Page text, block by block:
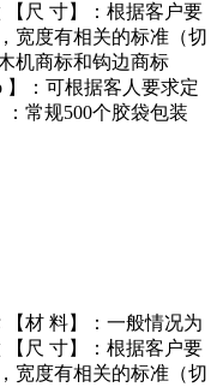
尺 寸】：根据客户要
宽度有相关的标准（切
机商标和钩边商标
】：可根据客人要求定
常规500个胶袋包装
【材 料】：一般情况为
尺 寸】：根据客户要
宽度有相关的标准（切